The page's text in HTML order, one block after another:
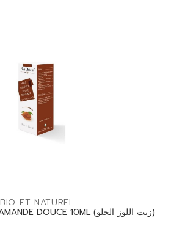
BIO ET NATUREL
BIO ORIENT HUILE AMANDE DOUCE 10ML (زيت اللوز الحلو)